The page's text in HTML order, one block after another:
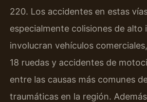
220. Los accidentes en estas
especialmente colisiones de alto
involucran vehículos
18 ruedas y accidentes de
entre las causas más comunes
traumáticas en la región.